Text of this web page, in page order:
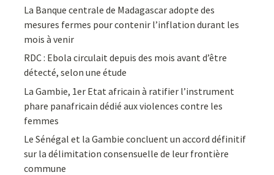
La Banque centrale de Madagascar adopte des
mesures fermes pour contenir l’inflation durant les
mois à venir
RDC : Ebola circulait depuis des mois avant d’être
détecté, selon une étude
La Gambie, 1er Etat africain à ratifier l’instrument
phare panafricain dédié aux violences contre les
femmes
Le Sénégal et la Gambie concluent un accord définitif
sur la délimitation consensuelle de leur frontière
commune